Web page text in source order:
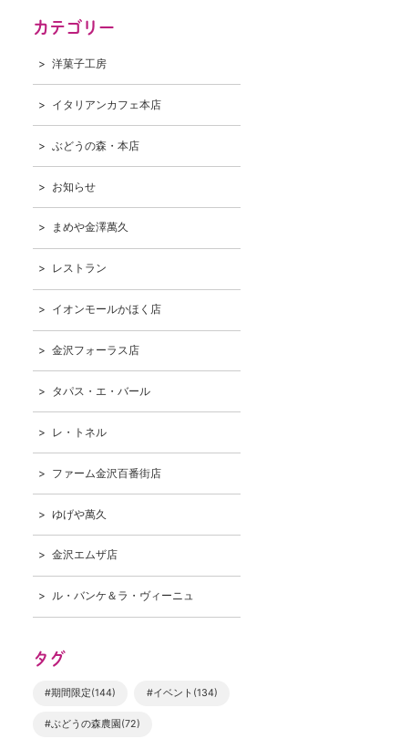
カテゴリー
洋菓子工房
イタリアンカフェ本店
ぶどうの森・本店
お知らせ
まめや金澤萬久
レストラン
イオンモールかほく店
金沢フォーラス店
タパス・エ・バール
レ・トネル
ファーム金沢百番街店
ゆげや萬久
金沢エムザ店
ル・バンケ＆ラ・ヴィーニュ
タグ
#期間限定(144) #イベント(134)
#ぶどうの森農園(72)